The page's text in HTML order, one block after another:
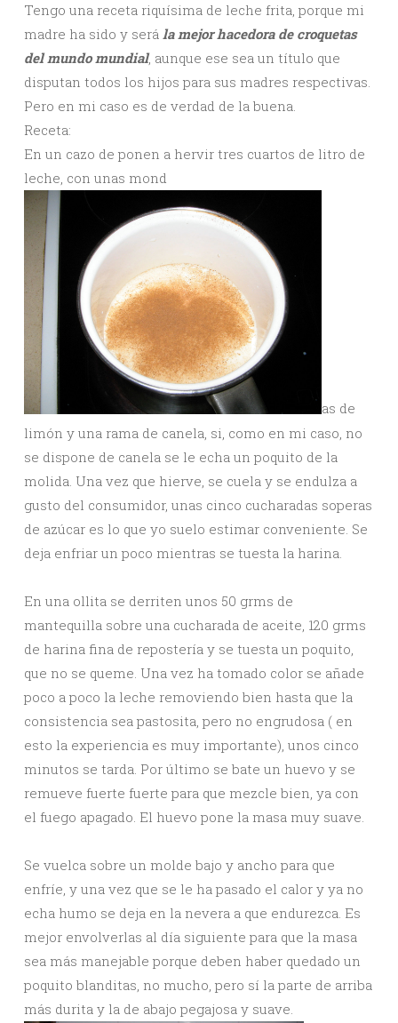
Tengo una receta riquísima de leche frita, porque mi
madre ha sido y será la mejor hacedora de croquetas
del mundo mundial, aunque ese sea un título que
disputan todos los hijos para sus madres respectivas.
Pero en mi caso es de verdad de la buena.
Receta:
En un cazo de ponen a hervir tres cuartos de litro de
leche, con unas mond
as de
limón y una rama de canela, si, como en mi caso, no
se dispone de canela se le echa un poquito de la
molida. Una vez que hierve, se cuela y se endulza a
gusto del consumidor, unas cinco cucharadas soperas
de azúcar es lo que yo suelo estimar conveniente. Se
deja enfriar un poco mientras se tuesta la harina.
En una ollita se derriten unos 50 grms de
mantequilla sobre una cucharada de aceite, 120 grms
de harina fina de repostería y se tuesta un poquito,
que no se queme. Una vez ha tomado color se añade
poco a poco la leche removiendo bien hasta que la
consistencia sea pastosita, pero no engrudosa ( en
esto la experiencia es muy importante), unos cinco
minutos se tarda. Por último se bate un huevo y se
remueve fuerte fuerte para que mezcle bien, ya con
el fuego apagado. El huevo pone la masa muy suave.
Se vuelca sobre un molde bajo y ancho para que
enfríe, y una vez que se le ha pasado el calor y ya no
echa humo se deja en la nevera a que endurezca. Es
mejor envolverlas al día siguiente para que la masa
sea más manejable porque deben haber quedado un
poquito blanditas, no mucho, pero sí la parte de arriba
más durita y la de abajo pegajosa y suave.